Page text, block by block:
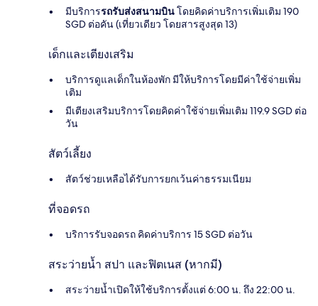
มีบริการรถรับส่งสนามบินโดยคิดค่าบริการเพิ่มเติม 190
SGD ต่อคัน (เที่ยวเดียว โดยสารสูงสุด 13)
เด็กและเตียงเสริม
บริการดูแลเด็กในห้องพัก มีให้บริการโดยมีค่าใช้จ่ายเพิ่ม
เติม
มีเตียงเสริมบริการโดยคิดค่าใช้จ่ายเพิ่มเติม 119.9 SGD ต่อ
วัน
สัตว์เลี้ยง
สัตว์ช่วยเหลือได้รับการยกเว้นค่าธรรมเนียม
ที่จอดรถ
บริการรับจอดรถ คิดค่าบริการ 15 SGD ต่อวัน
สระว่ายน้ำ สปา และฟิตเนส (หากมี)
สระว่ายน้ำเปิดให้ใช้บริการตั้งแต่ 6:00 น. ถึง 22:00 น.